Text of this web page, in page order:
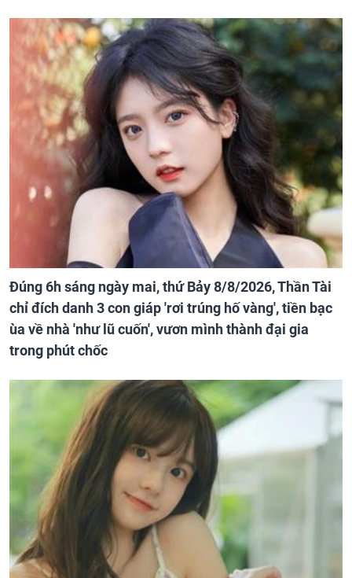
Đúng 6h sáng ngày mai, thứ Bảy 8/8/2026, Thần Tài
chỉ đích danh 3 con giáp 'rơi trúng hố vàng', tiền bạc
ùa về nhà 'như lũ cuốn', vươn mình thành đại gia
trong phút chốc